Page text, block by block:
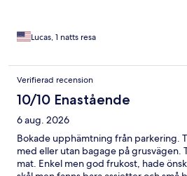
Lucas, 1 natts resa
Verifierad recension
10/10 Enastående
6 aug. 2026
Bokade upphämtning från parkering.
med eller utan bagage på grusvägen.
mat. Enkel men god frukost, hade